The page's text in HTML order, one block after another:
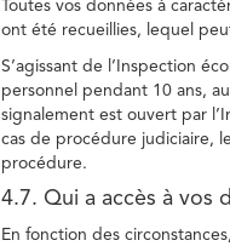
Toutes vos données à
ont été recueillies, lequel
S’agissant de l’Inspection
personnel pendant 10 ans,
signalement est ouvert par
cas de procédure judiciaire,
procédure.
4.7. Qui a accès à vos
En fonction des